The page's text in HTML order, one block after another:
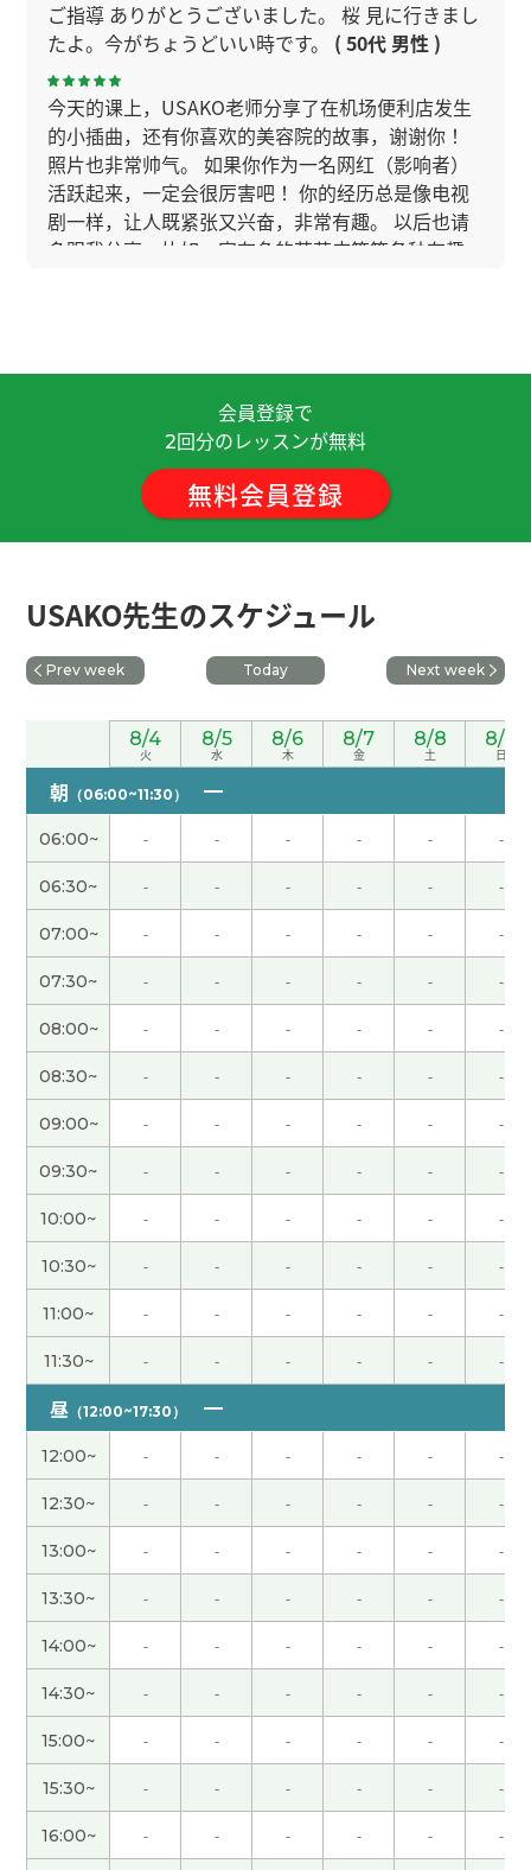
ご指導 ありがとうございました。 桜 見に行きまし
たよ。今がちょうどいい時です。 ( 50代 男性 )
今天的课上，USAKO老师分享了在机场便利店发生
的小插曲，还有你喜欢的美容院的故事，谢谢你！
照片也非常帅气。 如果你作为一名网红（影响者）
活跃起来，一定会很厉害吧！ 你的经历总是像电视
剧一样，让人既紧张又兴奋，非常有趣。 以后也请
多跟我分享，比如一家有名的芭菲店等等各种有趣
每次都有各种各样的故事，听你说真的很有意思。
下次也请再跟我分享更多新的“冒险”故事吧！
ありがとうございました うちの猫の写真今度お見
せしますね
( 50代 男性 )
60代 男性 )
我也很高兴跟你聊天一点。下次见！( 50代 男性 )
USAKO老師、再次感谢您今天详尽的讲解。我期待
着下一节课。
去韩国玩的时候稍微注意一点，祝你玩得开心。 我
也很期待你回来后的旅行分享♪
感谢你亲切愉快的课程。我非常高兴能和你聊天。
下次见！
也谢谢您今天的课程。下次见。 ( 60代 男性 )
またご指導お願いしまーす( 50代 男性 )
谢谢
谢谢！
讲了有兴趣的话题。太开心了。( 50代 男性 )
这次的课也很开心、谢谢老师。 我很惊讶、老师对
日本乐队很了解。 下次见到的时候告诉老师推荐的
乐队感想。 期待着见面老师。
( 50代 男性 )
めちゃ分かりやすくて、丁寧に教えていただき、あ
りがとうございました またご指導よろしくお願い
します( 50代 男性 )
哈哈哈。但是，我觉得大阪的照片的你也看起来模
特儿很漂亮😻( 50代 男性 )
也谢谢您今天的课程。下次见。 ( 60代 男性 )
谢谢USAKO老师，我也很高兴认识你！下次见！
男性 )
会員登録で
2回分のレッスンが無料
無料会員登録
USAKO先生のスケジュール
Prev week Today Next week
8/4
火
8/5
水
8/6
木
8/7
金
8/8
土
8/9
日
朝 （06:00~11:30）
06:00~ - - - - - -
06:30~ - - - - - -
07:00~ - - - - - -
07:30~ - - - - - -
08:00~ - - - - - -
08:30~ - - - - - -
09:00~ - - - - - -
09:30~ - - - - - -
10:00~ - - - - - -
10:30~ - - - - - -
11:00~ - - - - - -
11:30~ - - - - - -
昼 （12:00~17:30）
12:00~ - - - - - -
12:30~ - - - - - -
13:00~ - - - - - -
13:30~ - - - - - -
14:00~ - - - - - -
14:30~ - - - - - -
15:00~ - - - - - -
15:30~ - - - - - -
16:00~ - - - - - -